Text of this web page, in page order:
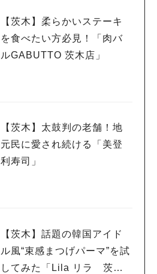
【茨木】柔らかいステーキ
を食べたい方必見！「肉バ
ルGABUTTO 茨木店」
【茨木】太鼓判の老舗！地
元民に愛され続ける「美登
利寿司」
【茨木】話題の韓国アイド
ル風“束感まつげパーマ”を試
してみた「Lila リラ 茨木